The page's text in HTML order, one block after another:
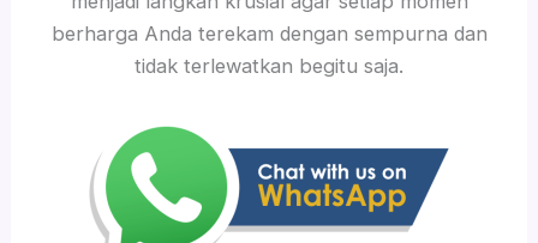
berharga Anda terekam dengan sempurna dan
tidak terlewatkan begitu saja.